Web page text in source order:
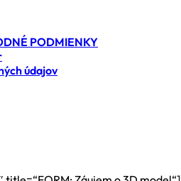
PODMIENKY
údajov